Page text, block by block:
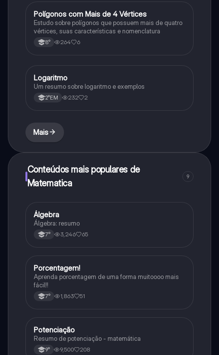
Matematica
Polígonos com Mais de 4 Vértices
Estudo sobre polígonos que possuem mais de quatro
vértices, suas características e nomenclatura
8° 264 6
Matematica
Logaritmo
Um resumo sobre logaritmo e exemplos
2°EM 232 2
Mais
Conteúdos mais populares de
Matematica
9
Matematica
Álgebra
Álgebra: resumo
7° 3,246 65
Matematica
Porcentagem!
Aprenda porcentagem de uma forma muitoooo mais
fácil!!
7° 1,863 51
Matematica
Potenciação
Resumo de potenciação - matemática
9° 9,500 208